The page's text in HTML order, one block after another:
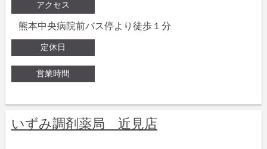
アクセス
熊本中央病院前バス停より徒歩１分
定休日
営業時間
いずみ調剤薬局 近見店